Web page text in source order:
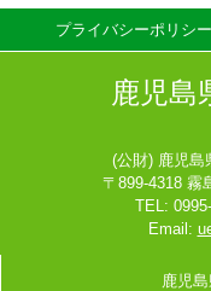
プライバシーポリシー
鹿児島
(公財) 鹿児島
〒899-4318 霧
TEL:
Email:
鹿児